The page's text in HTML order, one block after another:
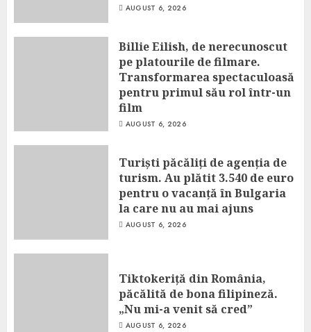
AUGUST 6, 2026
Billie Eilish, de nerecunoscut
pe platourile de filmare.
Transformarea spectaculoasă
pentru primul său rol într-un
film
AUGUST 6, 2026
Turiști păcăliți de agenția de
turism. Au plătit 3.540 de euro
pentru o vacanță în Bulgaria
la care nu au mai ajuns
AUGUST 6, 2026
Tiktokeriță din România,
păcălită de bona filipineză.
„Nu mi-a venit să cred”
AUGUST 6, 2026